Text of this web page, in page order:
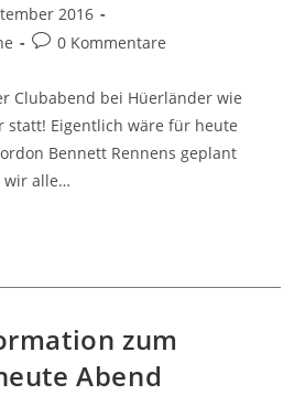
2016
Beitrags-
0 Kommentare
Clubabend bei Hüerländer wie
statt! Eigentlich wäre für heute
Bennett Rennens geplant
wir alle…
zum
Abend